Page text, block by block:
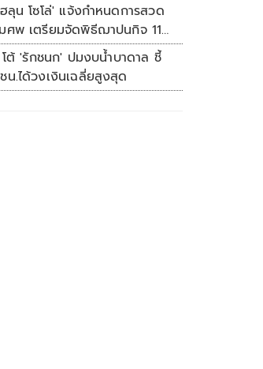
ลุน โซโล่' แจ้งกำหนดการสวด
ศพ เตรียมจัดพิธีฌาปนกิจ 11
ต้ 'รักชนก' ปมงบน้ำบาดาล ชี้
.ได้วงเงินเฉลี่ยสูงสุด